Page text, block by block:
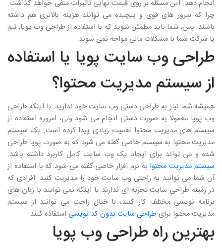
انجام دهد. این مسئله بر روی قیمت نهایی تاثیرات منفی خواهد گذاشت.
چرا که سرور های قوی و پیچیده می توانند هزینه بالاتری هم داشته
باشند. پس، شما باید مطمئن شوید که با استفاده از طراحی وب پویا، تیم
یا شرکت شما با مشکلات مالی مواجه نمی شوند.
طراحی وب سایت پویا یا استفاده
از سیستم مدیریت محتوا؟
همیشه شما نیاز به طراحی دستی وب سایت خود ندارید. با اینکه طراحی
وب پویا معمولا به صورت دستی انجام می شود ولی، امروزه استفاده از
سیستم های مدیریت محتوا اهمیت زیادی پیدا کرده است. یک سیستم
مدیریت محتوا به سیستم خاصی گفته می شود که به صورت پویا طراحی
شده و می تواند برای ایجاد یک وب سایت کامل کاربرد داشته باشد.
سیستم مدیریت محتوا به نرم افزار خاصی گفته می شود که با استفاده از
آن شما می توانید به راحتی وب سایت خود را مدیریت کنید. افرادی که
در زمینه طراحی سایت تجربه ای ندارند یا اینکه نمی توانند با زبان های
برنامه نویسی مختلف کار کنند، با خیال راحت می توانند از سیستم
مدیریت محتوا برای طراحی سایت بدون کد نویسی استفاده کنند.
بهترین راه طراحی وب پویا